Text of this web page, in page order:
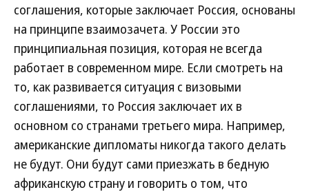
соглашения, которые заключает Россия, основаны
на принципе взаимозачета. У России это
принципиальная позиция, которая не всегда
работает в современном мире. Если смотреть на
то, как развивается ситуация с визовыми
соглашениями, то Россия заключает их в
основном со странами третьего мира. Например,
американские дипломаты никогда такого делать
не будут. Они будут сами приезжать в бедную
африканскую страну и говорить о том, что